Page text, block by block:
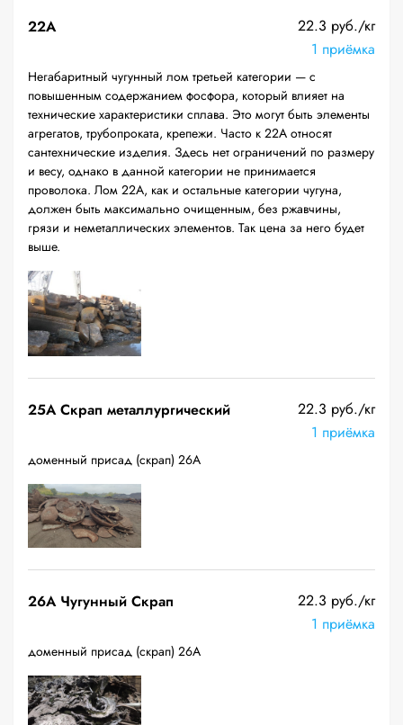
22A
22.3 руб./кг
1 приёмка
Негабаритный чугунный лом третьей категории — с
повышенным содержанием фосфора, который влияет на
технические характеристики сплава. Это могут быть элементы
агрегатов, трубопроката, крепежи. Часто к 22А относят
сантехнические изделия. Здесь нет ограничений по размеру
и весу, однако в данной категории не принимается
проволока. Лом 22А, как и остальные категории чугуна,
должен быть максимально очищенным, без ржавчины,
грязи и неметаллических элементов. Так цена за него будет
выше.
25A Скрап металлургический
22.3 руб./кг
1 приёмка
доменный присад (скрап) 26А
26A Чугунный Скрап
22.3 руб./кг
1 приёмка
доменный присад (скрап) 26А